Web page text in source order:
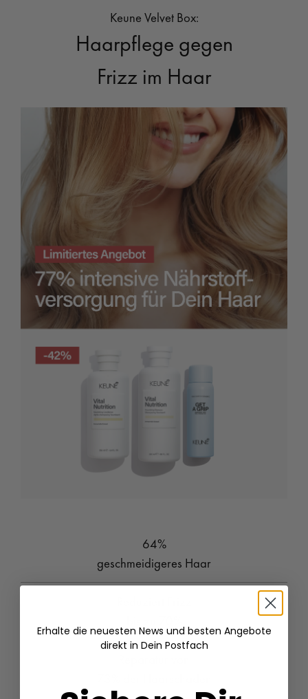
Keune Velvet Box:
Haarpflege gegen
Frizz im Haar
64%
geschmeidigeres Haar
Erhalte die neuesten News und besten Angebote
direkt in Dein Postfach